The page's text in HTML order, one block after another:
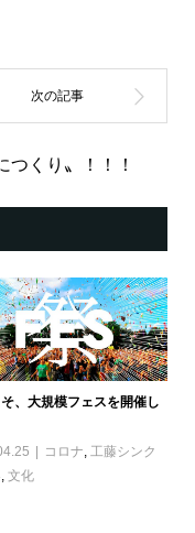
つくり〟！！！
、大規模フェスを開催し
コロナ 工藤シンク
,文化